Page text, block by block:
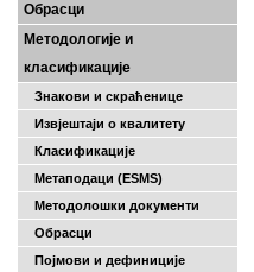
Обрасци
Методологије и
класификације
Знакови и скраћенице
Извјештаји о квалитету
Класификације
Метаподаци (ESMS)
Методолошки документи
Обрасци
Појмови и дефиниције